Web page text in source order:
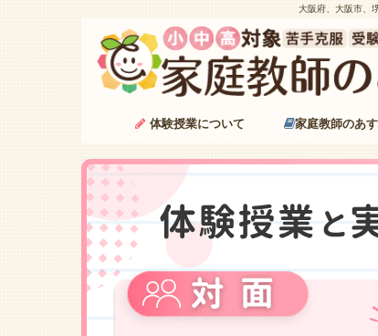
大阪府、大阪市、
体験授業について 家庭教師のあ